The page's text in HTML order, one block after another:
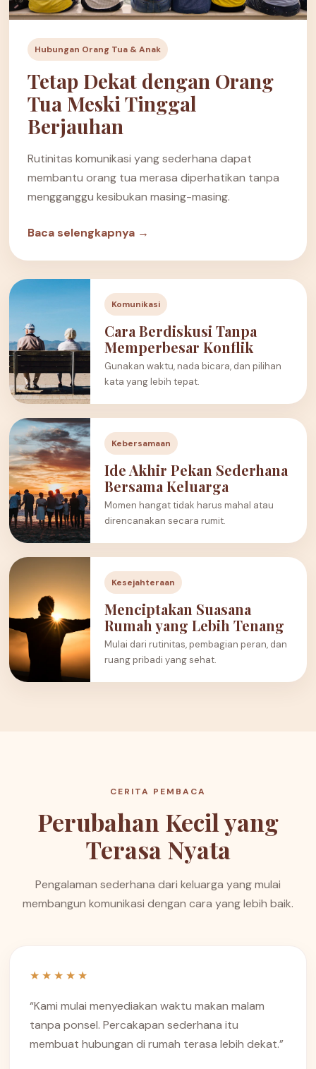
Hubungan Orang Tua & Anak
Tetap Dekat dengan Orang
Tua Meski Tinggal
Berjauhan
Rutinitas komunikasi yang sederhana dapat
membantu orang tua merasa diperhatikan tanpa
mengganggu kesibukan masing-masing.
Baca selengkapnya →
Komunikasi
Cara Berdiskusi Tanpa
Memperbesar Konflik
Gunakan waktu, nada bicara, dan pilihan
kata yang lebih tepat.
Kebersamaan
Ide Akhir Pekan Sederhana
Bersama Keluarga
Momen hangat tidak harus mahal atau
direncanakan secara rumit.
Kesejahteraan
Menciptakan Suasana
Rumah yang Lebih Tenang
Mulai dari rutinitas, pembagian peran, dan
ruang pribadi yang sehat.
CERITA PEMBACA
Perubahan Kecil yang
Terasa Nyata
Pengalaman sederhana dari keluarga yang mulai
membangun komunikasi dengan cara yang lebih baik.
★★★★★
“Kami mulai menyediakan waktu makan malam
tanpa ponsel. Percakapan sederhana itu
membuat hubungan di rumah terasa lebih dekat.”